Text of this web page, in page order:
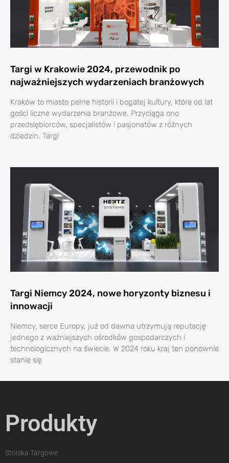
Targi w Krakowie 2024, przewodnik po
najważniejszych wydarzeniach branżowych
Kraków to miasto pełne historii i bogatej kultury, które od lat
gości liczne wydarzenia branżowe. Przyciąga ono
przedsiębiorców, specjalistów i pasjonatów z różnych
dziedzin. Targi
Targi Niemcy 2024, nowe horyzonty biznesu i
innowacji
Niemcy, serce Europy, już od dawna utrzymują reputację
jednego z ważniejszych ośrodków gospodarczych i
technologicznych na świecie. W 2024 roku kraj ten ponownie
stanie się
Produkty
Stoiska Targowe